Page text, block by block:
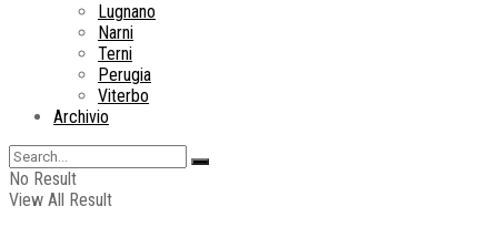
Lugnano
Narni
Terni
Perugia
Viterbo
Archivio
No Result
View All Result